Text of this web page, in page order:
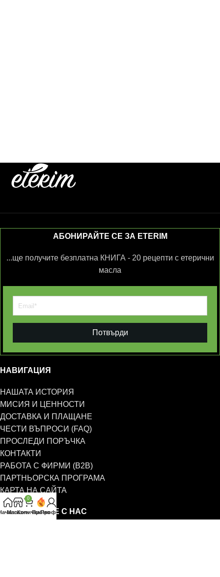
АБОНИРАЙТЕ СЕ ЗА ETERIM
...ще получите безплатна КНИГА - 20 рецепти с етерични
масла
Потвърди
НАВИГАЦИЯ
НАШАТА ИСТОРИЯ
МИСИЯ И ЦЕННОСТИ
ДОСТАВКА И ПЛАЩАНЕ
ЧЕСТИ ВЪПРОСИ (FAQ)
ПРОСЛЕДИ ПОРЪЧКА
КОНТАКТИ
РАБОТА С ФИРМИ (B2B)
ПАРТНЬОРСКА ПРОГРАМА
КАРТА НА САЙТА
СВЪРЖЕТЕ СЕ С НАС
Магазин
0
КоличкаПромоПрофил